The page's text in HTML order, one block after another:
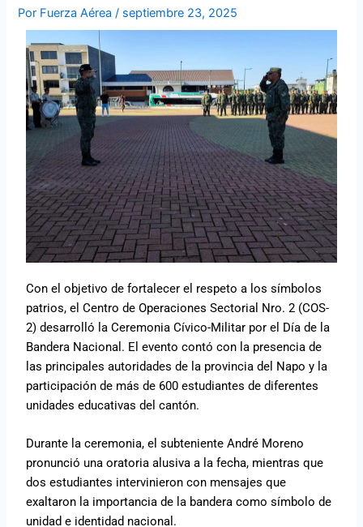
Por Fuerza Aérea/ septiembre 23, 2025
Con el objetivo de fortalecer el respeto a los símbolos
patrios, el Centro de Operaciones Sectorial Nro. 2 (COS-
2) desarrolló la Ceremonia Cívico-Militar por el Día de la
Bandera Nacional. El evento contó con la presencia de
las principales autoridades de la provincia del Napo y la
participación de más de 600 estudiantes de diferentes
unidades educativas del cantón.
Durante la ceremonia, el subteniente André Moreno
pronunció una oratoria alusiva a la fecha, mientras que
dos estudiantes intervinieron con mensajes que
exaltaron la importancia de la bandera como símbolo de
unidad e identidad nacional.